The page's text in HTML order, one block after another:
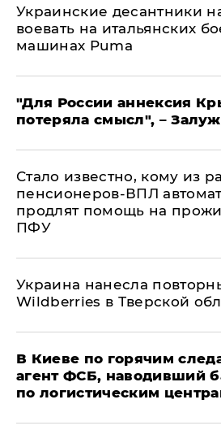
Украинские десантники
воевать на итальянских
машинах Puma
"Для России аннексия
потеряла смысл", –
Стало известно, кому из
пенсионеров-ВПЛ
продлят помощь на
ПФУ
Украина нанесла
Wildberries в Тверской
В Киеве по горячим
агент ФСБ, наводивший
по логистическим